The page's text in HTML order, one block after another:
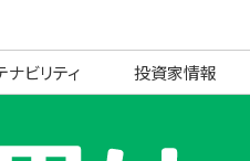
ナビリティ 投資家情報